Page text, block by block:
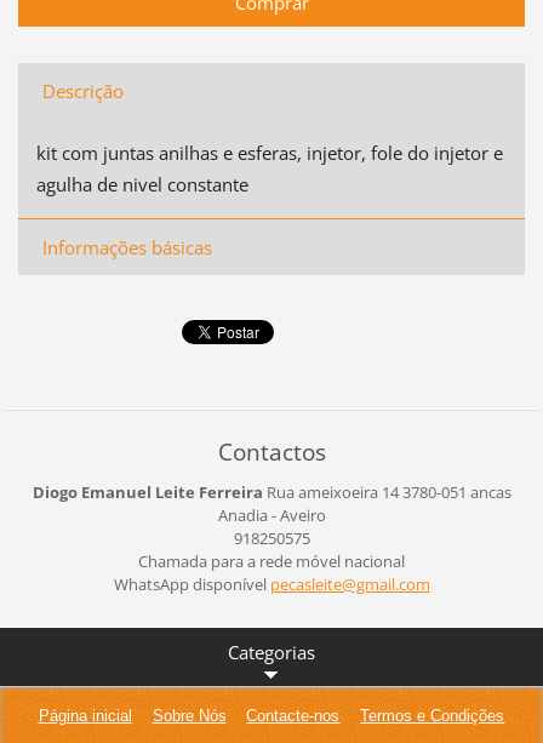
Descrição
kit com juntas anilhas e esferas, injetor, fole do injetor e
agulha de nivel constante
Informações básicas
Contactos
Diogo Emanuel Leite Ferreira Rua ameixoeira 143780-051 ancas
Anadia - Aveiro
918250575
Chamada para a rede móvel nacional
WhatsApp disponível pecasleite@gmail.com
Categorias
Página inicial Sobre Nós Contacte-nos Termos e Condições